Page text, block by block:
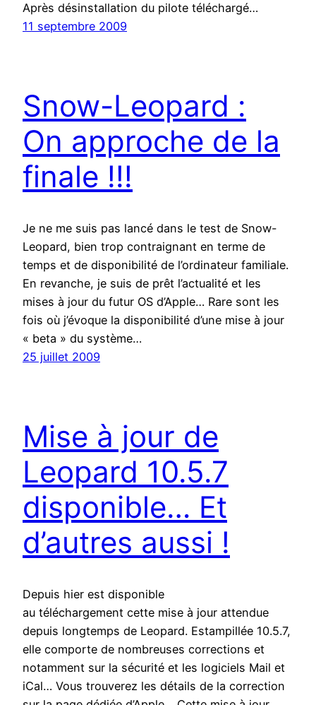
Après désinstallation du pilote téléchargé…
11 septembre 2009
Snow-Leopard :
On approche de la
finale !!!
Je ne me suis pas lancé dans le test de Snow-
Leopard, bien trop contraignant en terme de
temps et de disponibilité de l’ordinateur familiale.
En revanche, je suis de prêt l’actualité et les
mises à jour du futur OS d’Apple… Rare sont les
fois où j’évoque la disponibilité d’une mise à jour
« beta » du système…
25 juillet 2009
Mise à jour de
Leopard 10.5.7
disponible… Et
d’autres aussi !
Depuis hier est disponible
au téléchargement cette mise à jour attendue
depuis longtemps de Leopard. Estampillée 10.5.7,
elle comporte de nombreuses corrections et
notamment sur la sécurité et les logiciels Mail et
iCal… Vous trouverez les détails de la correction